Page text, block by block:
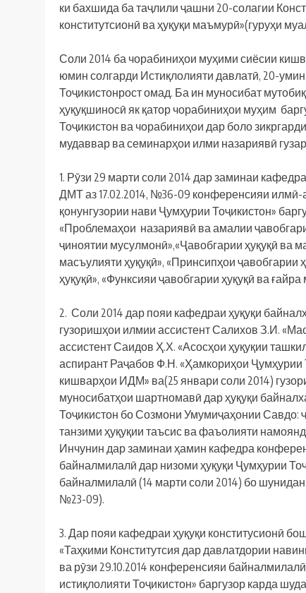
ки бахшида ба таҷлили ҷашни 20-солагии
конститутсионӣ ва ҳуқуқи маъмурӣ»(гуруҳи
Соли 2014 ба чорабиниҳои муҳими сиёсии
юмин солгарди Истиқлолияти давлатӣ, 20-
Тоҷикистонрост омад. Ба ин муносибат
ҳуқуқшиносӣ як қатор чорабиниҳои муҳим
Тоҷикистон ва чорабиниҳои дар боло
мудаввар ва семинарҳои илми назариявӣ
1. Рӯзи 29 марти соли 2014 дар заминаи
ДМТ аз 17.02.2014, №36-09 конференсияи илмӣ-
қонунгузории нави Ҷумҳурии Тоҷикистон»
«Проблемаҳои назариявӣ ва амалии
ҷиноятии мусулмонӣ»,«Ҷавобгарии ҳуқуқӣ ва
масъулияти ҳуқуқӣ», «Принсипҳои ҷавобгарии
ҳуқуқӣ», «Функсияи ҷавобгарии ҳуқуқӣ ва
2. Соли 2014 дар пояи кафедраи ҳуқуқи
гузоришҳои илмии ассистент Салихов З.И.
ассистент Саидов Ҳ.Х. «Асосҳои ҳуқуқии
аспирант Раҷабов Ф.Н. «Ҳамкориҳои Ҷумҳурии
кишварҳои ИДМ» ва(25 январи соли 2014)
муносибатҳои шартномавӣ дар ҳуқуқи
Тоҷикистон бо Созмони Умумиҷаҳонии
танзими ҳуқуқии таъсис ва фаъолияти
Инчунин дар заминаи ҳамин кафедра
байналмилалӣ дар низоми ҳуқуқи Ҷумҳурии
байналмилалӣ (14 марти соли 2014) бо
№23-09).
3. Дар пояи кафедраи ҳуқуқи конститусионӣ
«Таҳкими Конститутсия дар давлатдории
ва рӯзи 29.10.2014 конференсияи
истиқлолияти Тоҷикистон» баргузор карда